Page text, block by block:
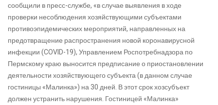
сообщили в пресс-службе, «в случае выявления в ходе
проверки несоблюдения хозяйствующими субъектами
противоэпидемических мероприятий, направленных на
предотвращение распространения новой коронавирусной
инфекции (COVID-19), Управлением Роспотребнадзора по
Пермскому краю выносится предписание о приостановлении
деятельности хозяйствующего субъекта (в данном случае
гостиницы «Малинка») на 30 дней. В этот срок хозсубъект
должен устранить нарушения. Гостиницей «Малинка»